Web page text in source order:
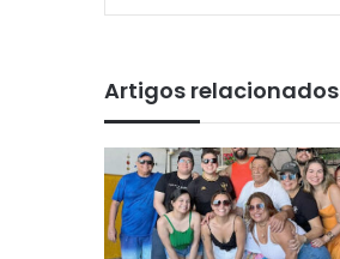
Artigos relacionados